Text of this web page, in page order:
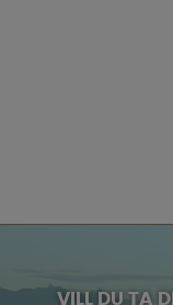
VILL DU TA